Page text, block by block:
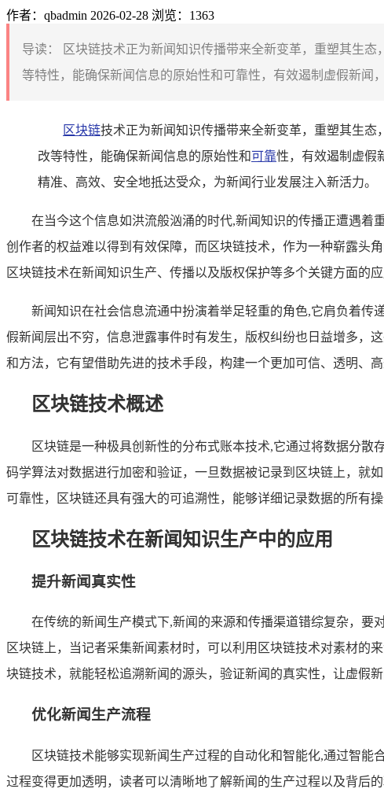
作者：qbadmin 2026-02-28 浏览：1363
导读：
区块链技术正为新闻知识传播带来全新变革，重塑其生
等特性，能确保新闻信息的原始性和可靠性，有效遏制虚假新闻
区块链技术正为新闻知识传播带来全新变革，重塑其生
改等特性，能确保新闻信息的原始性和可靠性，有效遏制虚假
精准、高效、安全地抵达受众，为新闻行业发展注入新活力。
在当今这个信息如洪流般汹涌的时代,新闻知识的传播正遭遇着
创作者的权益难以得到有效保障，而区块链技术，作为一种崭露头
区块链技术在新闻知识生产、传播以及版权保护等多个关键方面的
新闻知识在社会信息流通中扮演着举足轻重的角色,它肩负着
假新闻层出不穷，信息泄露事件时有发生，版权纠纷也日益增多，
和方法，它有望借助先进的技术手段，构建一个更加可信、透明、高
区块链技术概述
区块链是一种极具创新性的分布式账本技术,它通过将数据分
码学算法对数据进行加密和验证，一旦数据被记录到区块链上，就
可靠性，区块链还具有强大的可追溯性，能够详细记录数据的所有
区块链技术在新闻知识生产中的应用
提升新闻真实性
在传统的新闻生产模式下,新闻的来源和传播渠道错综复杂，
区块链上，当记者采集新闻素材时，可以利用区块链技术对素材的
块链技术，就能轻松追溯新闻的源头，验证新闻的真实性，让虚假新
优化新闻生产流程
区块链技术能够实现新闻生产过程的自动化和智能化,通过智
过程变得更加透明，读者可以清晰地了解新闻的生产过程以及背后